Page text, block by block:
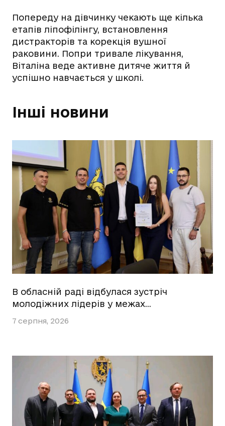
Попереду на дівчинку чекають ще кілька
етапів ліпофілінгу, встановлення
дистракторів та корекція вушної
раковини. Попри тривале лікування,
Віталіна веде активне дитяче життя й
успішно навчається у школі.
Інші новини
В обласній раді відбулася зустріч
молодіжних лідерів у межах…
7 серпня, 2026